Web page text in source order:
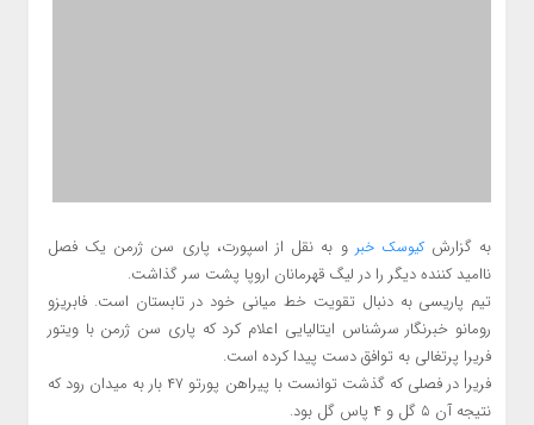
به گزارشکیوسک خبر و به نقل از اسپورت، پاری سن ژرمن یک فصل
ناامید کننده دیگر را در لیگ قهرمانان اروپا پشت سر گذاشت.
تیم پاریسی به دنبال تقویت خط میانی خود در تابستان است. فابریزو
رومانو خبرنگار سرشناس ایتالیایی اعلام کرد که پاری سن ژرمن با ویتور
فریرا پرتغالی به توافق دست پیدا کرده است.
فریرا در فصلی که گذشت توانست با پیراهن پورتو ۴۷ بار به میدان رود که
نتیجه آن ۵ گل و ۴ پاس گل بود.